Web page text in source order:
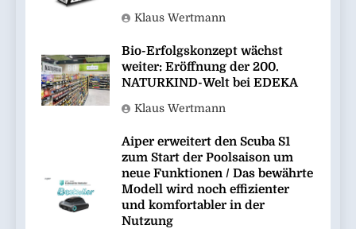
Klaus Wertmann
Bio-Erfolgskonzept wächst
weiter: Eröffnung der 200.
NATURKIND-Welt bei EDEKA
Klaus Wertmann
Aiper erweitert den Scuba S1
zum Start der Poolsaison um
neue Funktionen / Das bewährte
Modell wird noch effizienter
und komfortabler in der
Nutzung